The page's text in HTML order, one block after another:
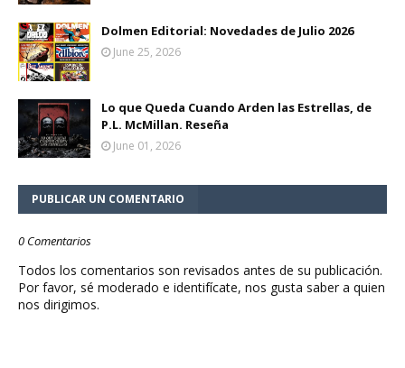
Dolmen Editorial: Novedades de Julio 2026
June 25, 2026
Lo que Queda Cuando Arden las Estrellas, de
P.L. McMillan. Reseña
June 01, 2026
PUBLICAR UN COMENTARIO
0 Comentarios
Todos los comentarios son revisados antes de su publicación.
Por favor, sé moderado e identifícate, nos gusta saber a quien
nos dirigimos.